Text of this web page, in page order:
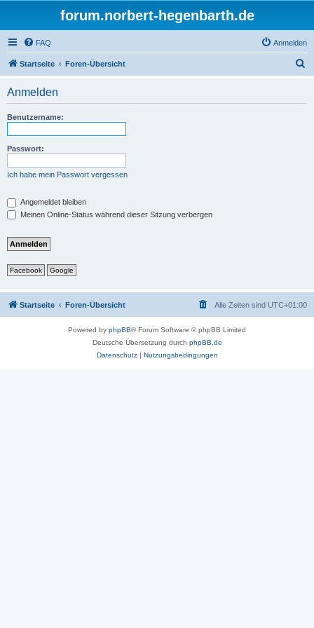
forum.norbert-hegenbarth.de
FAQ Anmelden
Startseite Foren-Übersicht
Anmelden
Benutzername:
Passwort:
Ich habe mein Passwort vergessen
Angemeldet bleiben
Meinen Online-Status während dieser Sitzung verbergen
Facebook Google
Startseite Foren-Übersicht Alle Zeiten sind UTC+01:00
Powered by phpBB® Forum Software © phpBB Limited
Deutsche Übersetzung durch phpBB.de
Datenschutz| Nutzungsbedingungen